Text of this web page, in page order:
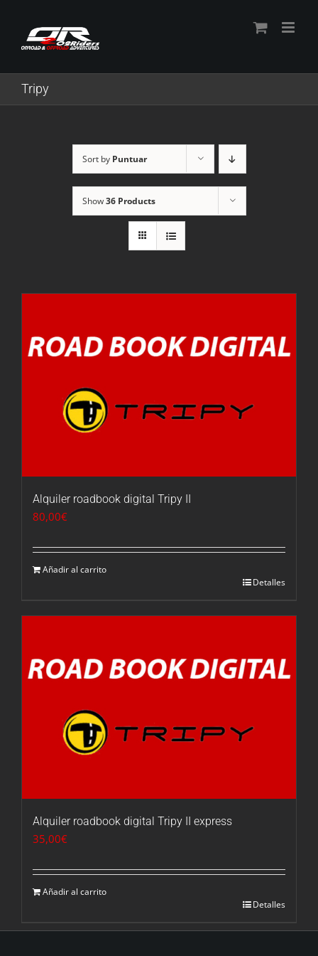
content
Tripy
Sort by Puntuar
Show36 Products
Alquiler roadbook digital Tripy II
80,00€
Añadir al carrito
Detalles
Alquiler roadbook digital Tripy II express
35,00€
Añadir al carrito
Detalles